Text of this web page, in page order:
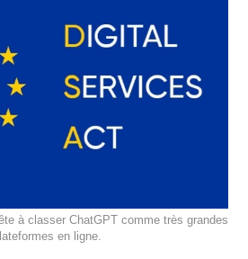
à classer ChatGPT comme très grandes
en ligne.